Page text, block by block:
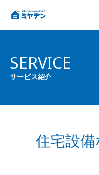
SERVICE
サービス紹介
住宅設